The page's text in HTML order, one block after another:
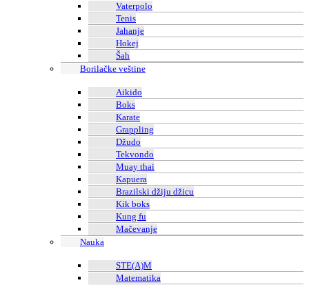
Vaterpolo
Tenis
Jahanje
Hokej
Šah
Borilačke veštine
Aikido
Boks
Karate
Grappling
Džudo
Tekvondo
Muay thai
Kapuera
Brazilski džiju džicu
Kik boks
Kung fu
Mačevanje
Nauka
STE(A)M
Matematika